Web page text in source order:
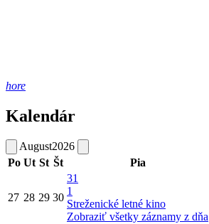
hore
Kalendár
August2026
Po Ut St Št Pia
27 28 29 30
31
1
Streženické letné kino
Zobraziť všetky záznamy z dňa